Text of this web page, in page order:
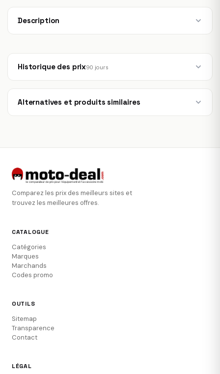
Description
Historique des prix90 jours
Alternatives et produits similaires
Comparez les prix des meilleurs sites et
trouvez les meilleures offres.
CATALOGUE
Catégories
Marques
Marchands
Codes promo
OUTILS
Sitemap
Transparence
Contact
LÉGAL